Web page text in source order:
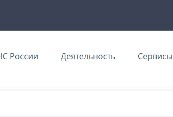
России Деятельность Сервисы